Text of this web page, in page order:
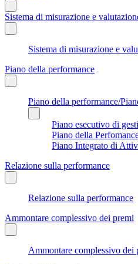
Sistema di misurazione e
Sistema di misurazione e
Piano della performance
Piano della performance/
Piano esecutivo di
Piano della
Piano Integrato di
Relazione sulla performance
Relazione sulla performance
Ammontare complessivo dei premi
Ammontare complessivo